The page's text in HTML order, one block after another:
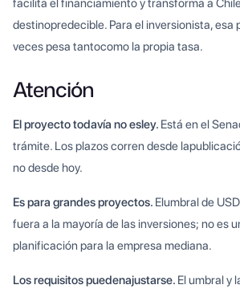
facilita el financiamiento y transforma a
destinopredecible. Para el inversionista, esa
veces pesa tantocomo la propia tasa.
Atención
El proyecto todavía no esley. Está en el
trámite. Los plazos corren desde
no desde hoy.
Es para grandes proyectos. Elumbral de
fuera a la mayoría de las inversiones; no es
planificación para la empresa mediana.
Los requisitos puedenajustarse. El umbral y